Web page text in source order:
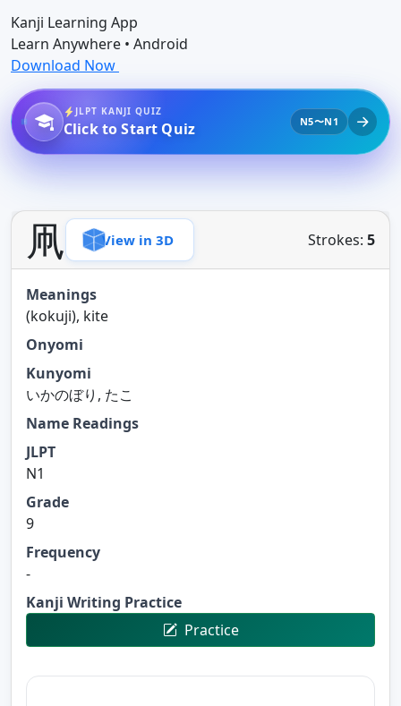
Kanji Learning App
Learn Anywhere • Android
Download Now
JLPT KANJI QUIZ
Click to Start Quiz N5〜N1
凧 View in 3D Strokes: 5
Meanings
(kokuji), kite
Onyomi
Kunyomi
いかのぼり, たこ
Name Readings
JLPT
N1
Grade
9
Frequency
-
Kanji Writing Practice
Practice